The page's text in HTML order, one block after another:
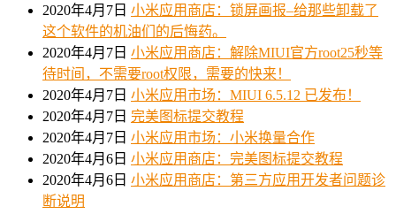
2020年4月7日 小米应用商店：锁屏画报–给那些卸载了
这个软件的机油们的后悔药。
2020年4月7日 小米应用商店：解除MIUI官方root25秒等
待时间，不需要root权限，需要的快来！
2020年4月7日 小米应用市场：MIUI 6.5.12 已发布！
2020年4月7日 完美图标提交教程
2020年4月7日 小米应用市场：小米换量合作
2020年4月6日 小米应用商店：完美图标提交教程
2020年4月6日 小米应用商店：第三方应用开发者问题诊
断说明